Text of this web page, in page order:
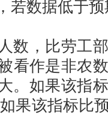
若数据低于
，比劳工部
看作是非农
。如果该指
果该指标比